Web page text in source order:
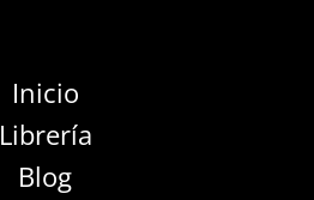
Inicio
Librería
Blog